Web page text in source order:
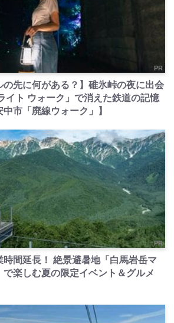
PR
の先に何がある？】碓氷峠の夜に出会
イト ウォーク」で消えた鉄道の記憶
市「廃線ウォーク」】
PR
時間延長！ 絶景避暑地「白馬岩岳マ
で楽しむ夏の限定イベント＆グルメ